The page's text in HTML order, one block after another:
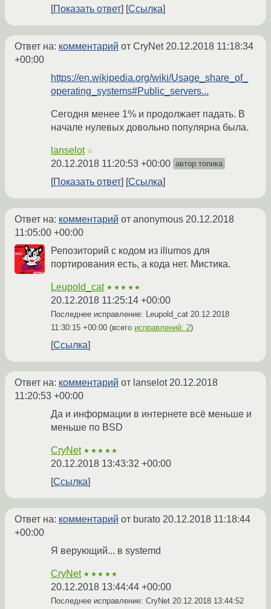
Показать ответ Ссылка
Ответ на: комментарий от CryNet20.12.2018 11:18:34
+00:00
https://en.wikipedia.org/wiki/Usage_share_of_
operating_systems#Public_servers...
Сегодня менее 1% и продолжает падать. В
начале нулевых довольно популярна была.
lanselot ☆
20.12.2018 11:20:53 +00:00 автор топика
Показать ответ Ссылка
Ответ на: комментарий от anonymous 20.12.2018
11:05:00 +00:00
Репозиторий с кодом из illumos для
портирования есть, а кода нет. Мистика.
Leupold_cat ★★★★★
20.12.2018 11:25:14 +00:00
Последнее исправление: Leupold_cat 20.12.2018
11:30:15 +00:00 (всего исправлений: 2)
Ссылка
Ответ на: комментарий от lanselot20.12.2018
11:20:53 +00:00
Да и информации в интернете всё меньше и
меньше по BSD
CryNet ★★★★★
20.12.2018 13:43:32 +00:00
Ссылка
Ответ на: комментарий от burato 20.12.2018 11:18:44
+00:00
Я верующий... в systemd
CryNet ★★★★★
20.12.2018 13:44:44 +00:00
Последнее исправление: CryNet 20.12.2018 13:44:52